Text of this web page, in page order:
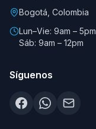
Bogotá, Colombia
Lun–Vie: 9am – 5pm
Sáb: 9am – 12pm
Síguenos